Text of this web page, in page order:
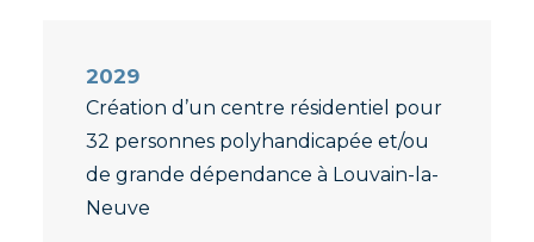
2029
Création d’un centre résidentiel pour
32 personnes polyhandicapée et/ou
de grande dépendance à Louvain-la-
Neuve